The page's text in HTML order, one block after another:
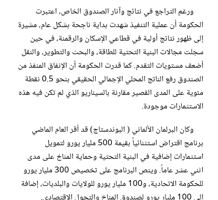
ورغم التراجع في نتائج وآثار الصندوق الخاص، اعتبرت
الحكومة أن عملية التنفيذ شهدت بداية ناجحة بشكل عام، مشيرة
إلى ظهور نتائج أولية في قطاعي الإسكان والرقمنة، في حين
سجلت مجالات البنية التحتية للطاقة، والبحث والتطوير، والنقل
أضعف مستويات التقدم. كما قدرت الحكومة أن الإنفاق المنفذ من
الصندوق رفع الناتج المحلي الإجمالي الحقيقي بنحو 0.5 نقطة
مئوية على المدى القصير مقارنة بالسيناريو الذي لم تكن فيه هذه
الاستثمارات موجودة.
وكان البرلمان الألماني ( البوندستاج) قد أقر العام الماضي
برنامج اقتراض استثنائياً بقيمة 500 مليار يورو لتمويل
استثمارات إضافية في البنية التحتية وحماية المناخ على مدى
اثني عشر عاماً. وينص البرنامج على تخصيص 300 مليار يورو
للحكومة الاتحادية، و100 مليار يورو للولايات والبلديات، إضافة